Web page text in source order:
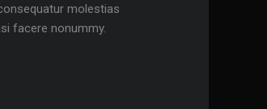
molestias
facere nonummy.